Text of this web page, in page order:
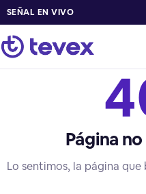
SEÑAL EN VIVO
Página
Lo sentimos, la página